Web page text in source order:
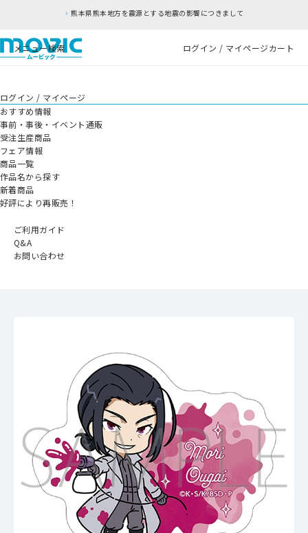
熊本地方を震源とする地震の影響につきまして
メニュー検索 ログイン / マイページカート
ログイン / マイページ
おすすめ情報
事前・事後・イベント通販
受注生産商品
フェア情報
商品一覧
作品名から探す
新着商品
好評により再販売！
ご利用ガイド
Q&A
お問い合わせ